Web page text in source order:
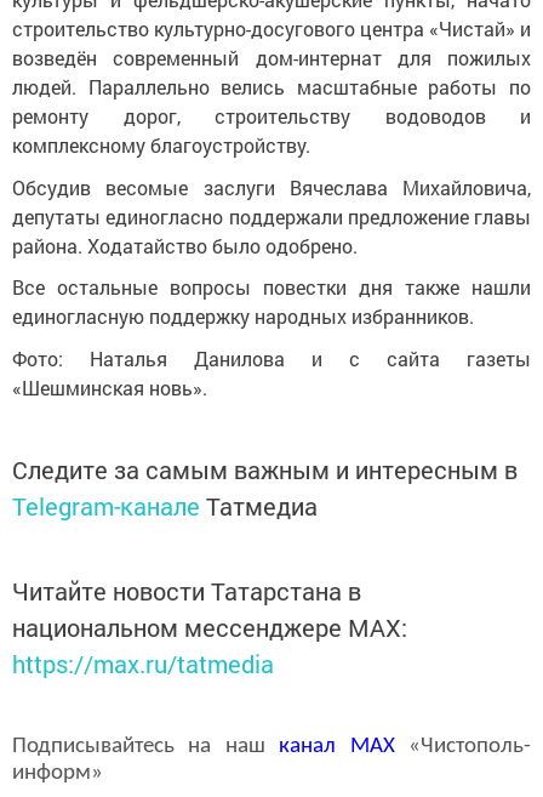
строительство культурно-досугового центра «Чистай» и
возведён современный дом-интернат для пожилых
людей. Параллельно велись масштабные работы по
ремонту дорог, строительству водоводов и
комплексному благоустройству.
Обсудив весомые заслуги Вячеслава Михайловича,
депутаты единогласно поддержали предложение главы
района. Ходатайство было одобрено.
Все остальные вопросы повестки дня также нашли
единогласную поддержку народных избранников.
Фото: Наталья Данилова и с сайта газеты
«Шешминская новь».
Следите за самым важным и интересным в
Telegram-канале Татмедиа
Читайте новости Татарстана в
национальном мессенджере MАХ:
https://max.ru/tatmedia
Подписывайтесь на наш канал MAX«Чистополь-
информ»